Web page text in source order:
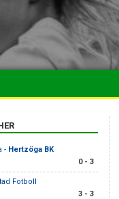
- Hertzöga BK
0 - 3
Fotboll
3 - 3